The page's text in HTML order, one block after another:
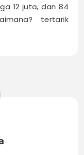
12 juta, dan 84
tertarik